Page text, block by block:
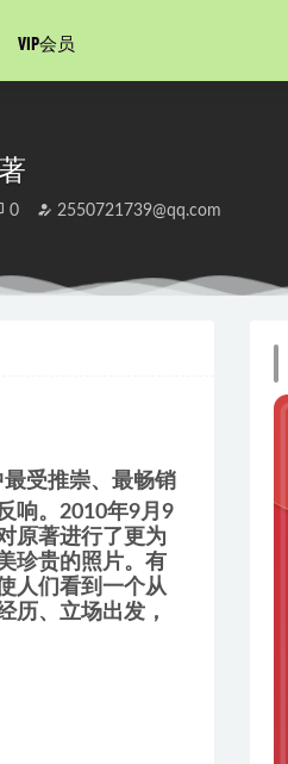
VIP会员
0 2550721739@qq.com
受推崇、最畅销
响。2010年9月9
原著进行了更为
珍贵的照片。有
人们看到一个从
历、立场出发，